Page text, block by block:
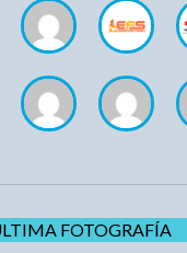
FOTOGRAFÍA